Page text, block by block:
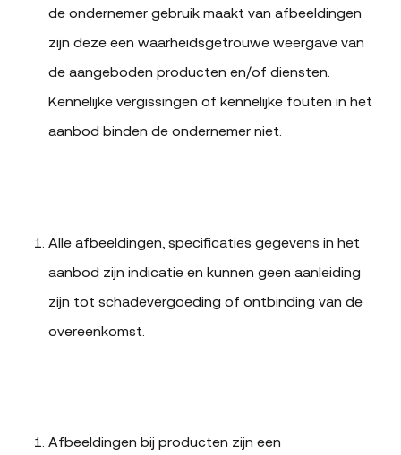
de ondernemer gebruik maakt van afbeeldingen
zijn deze een waarheidsgetrouwe weergave van
de aangeboden producten en/of diensten.
Kennelijke vergissingen of kennelijke fouten in het
aanbod binden de ondernemer niet.
Alle afbeeldingen, specificaties gegevens in het
aanbod zijn indicatie en kunnen geen aanleiding
zijn tot schadevergoeding of ontbinding van de
overeenkomst.
Afbeeldingen bij producten zijn een